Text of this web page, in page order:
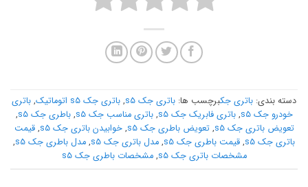
دسته بندی: باتری جکبرچسب ها: باتری جک s5 , باتری جک s5 اتوماتیک , باتری
خودرو جک s5
,باتری فابریک جک s5 ,باتری مناسب جک s5 ,باطری جک s5
,
تعویض باتری جک s5
,تعویض باطری جک s5 ,خوابیدن باتری جک s5 ,قیمت
باتری جک s5
, قیمت باطری جک s5 , مدل باتری جک s5 , مدل باطری جک s5
,
مشخصات باتری جک s5
,مشخصات باطری جک s5